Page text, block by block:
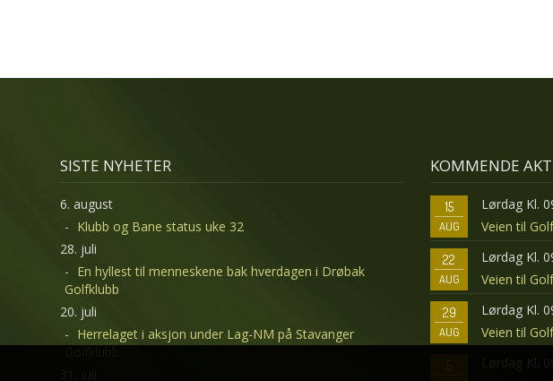
SISTE NYHETER
6. august
Klubb og Bane status uke 32
28. juli
En hyllest til menneskene bak hverdagen i Drøbak
Golfklubb
20. juli
Herrelaget i aksjon under Lag-NM på Stavanger
KOMMENDE
15
AUG
Lørdag Kl.
Veien til
22
AUG
Lørdag Kl.
Veien til
29
AUG
Lørdag Kl.
Veien til
5